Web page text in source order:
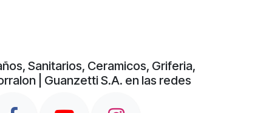
Sanitarios, Ceramicos, Griferia,
| Guanzetti S.A. en las redes